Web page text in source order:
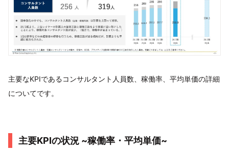
主要なKPIであるコンサルタント人員数、稼働率、平均単価の詳細
についてです。
主要KPIの状況 ~稼働率・平均単価~